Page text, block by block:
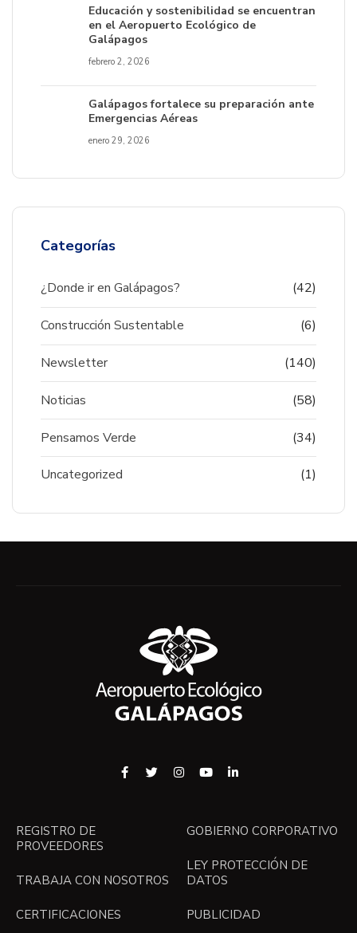
Educación y sostenibilidad se encuentran
en el Aeropuerto Ecológico de
Galápagos
febrero 2, 2026
Galápagos fortalece su preparación ante
Emergencias Aéreas
enero 29, 2026
Categorías
¿Donde ir en Galápagos? (42)
Construcción Sustentable (6)
Newsletter (140)
Noticias (58)
Pensamos Verde (34)
Uncategorized (1)
REGISTRO DE
PROVEEDORES
TRABAJA CON NOSOTROS
CERTIFICACIONES
GOBIERNO CORPORATIVO
LEY PROTECCIÓN DE
DATOS
PUBLICIDAD